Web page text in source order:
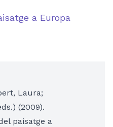
a Europa
Laura;
(2009).
paisatge a